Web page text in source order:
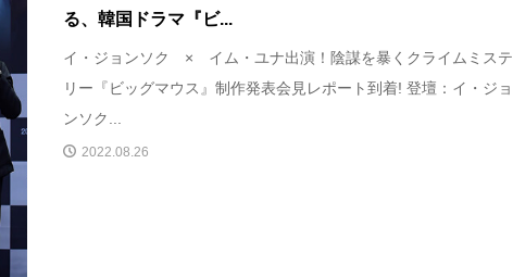
る、韓国ドラマ『ビ...
イ・ジョンソク × イム・ユナ出演！陰謀を暴くクライムミステ
リー『ビッグマウス』制作発表会見レポート到着! 登壇：イ・ジョ
ンソク...
2022.08.26